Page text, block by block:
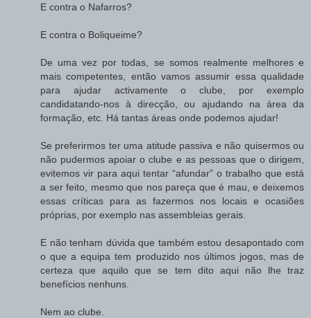
E contra o Nafarros?
E contra o Boliqueime?
De uma vez por todas, se somos realmente melhores e
mais competentes, então vamos assumir essa qualidade
para ajudar activamente o clube, por exemplo
candidatando-nos à direcção, ou ajudando na área da
formação, etc. Há tantas áreas onde podemos ajudar!
Se preferirmos ter uma atitude passiva e não quisermos ou
não pudermos apoiar o clube e as pessoas que o dirigem,
evitemos vir para aqui tentar “afundar” o trabalho que está
a ser feito, mesmo que nos pareça que é mau, e deixemos
essas críticas para as fazermos nos locais e ocasiões
próprias, por exemplo nas assembleias gerais.
E não tenham dúvida que também estou desapontado com
o que a equipa tem produzido nos últimos jogos, mas de
certeza que aquilo que se tem dito aqui não lhe traz
benefícios nenhuns.
Nem ao clube.